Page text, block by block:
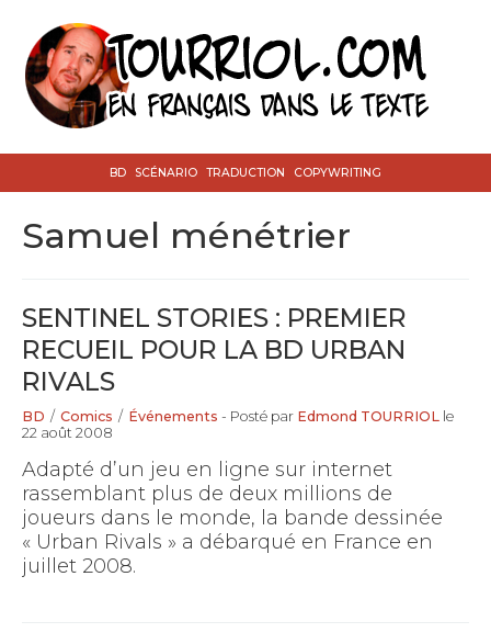
BD SCÉNARIO TRADUCTION COPYWRITING
samuel ménétrier
SENTINEL STORIES : PREMIER
RECUEIL POUR LA BD URBAN
RIVALS
BD / Comics / Événements - Posté par Edmond TOURRIOL le
22 août 2008
Adapté d’un jeu en ligne sur internet
rassemblant plus de deux millions de
joueurs dans le monde, la bande dessinée
« Urban Rivals » a débarqué en France en
juillet 2008.